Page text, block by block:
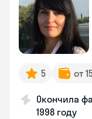
5 от
Окончила
1998 году